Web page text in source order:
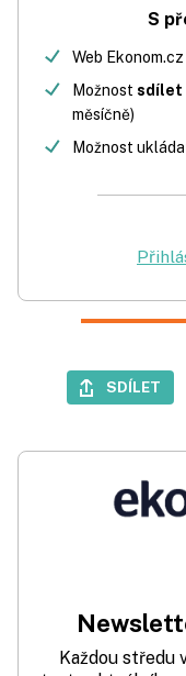
S
Web Ekonom.cz
Možnost sdílet
měsíčně)
Možnost
SDÍLET
Každou středu